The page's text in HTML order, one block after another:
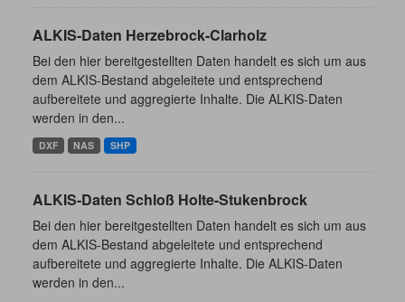
ALKIS-Daten Herzebrock-Clarholz
Bei den hier bereitgestellten Daten handelt es sich um aus
dem ALKIS-Bestand abgeleitete und entsprechend
aufbereitete und aggregierte Inhalte. Die ALKIS-Daten
werden in den...
DXF NAS SHP
ALKIS-Daten Schloß Holte-Stukenbrock
Bei den hier bereitgestellten Daten handelt es sich um aus
dem ALKIS-Bestand abgeleitete und entsprechend
aufbereitete und aggregierte Inhalte. Die ALKIS-Daten
werden in den...